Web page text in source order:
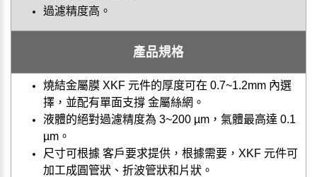
過濾精度高。
產品規格
燒結金屬膜 XKF 元件的厚度可在 0.7~1.2mm 內選
擇，並配有單面支撐 金屬絲網。
液體的絕對過濾精度為 3~200 µm，氣體最高達 0.1
µm。
尺寸可根據 客戶要求提供，根據需要，XKF 元件可
加工成圓管狀、折波管狀和片狀。